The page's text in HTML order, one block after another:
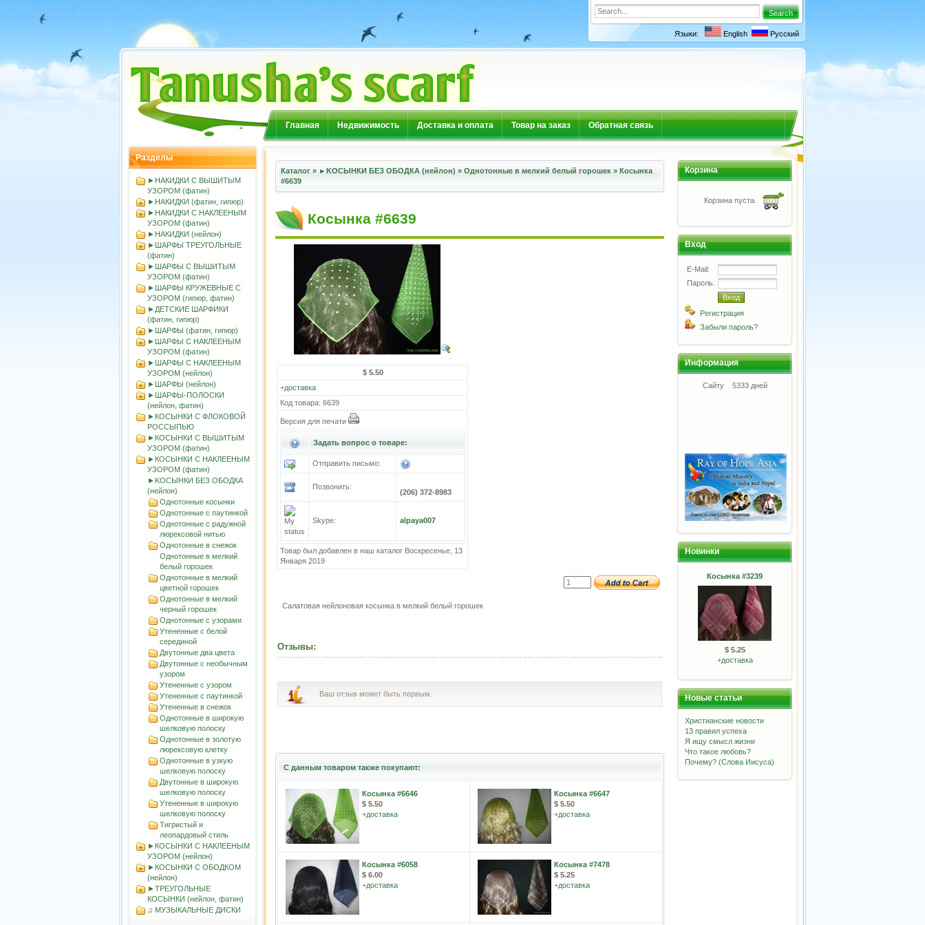
Языки: English Русский
Главная Недвижимость Доставка и оплата Товар на заказ Обратная связь
Разделы
►НАКИДКИ С ВЫШИТЫМ
УЗОРОМ (фатин)
►НАКИДКИ (фатин, гипюр)
►НАКИДКИ С НАКЛЕЕНЫМ
УЗОРОМ (фатин)
►НАКИДКИ (нейлон)
►ШАРФЫ ТРЕУГОЛЬНЫЕ
(фатин)
►ШАРФЫ С ВЫШИТЫМ
УЗОРОМ (фатин)
►ШАРФЫ КРУЖЕВНЫЕ С
УЗОРОМ (гипюр, фатин)
►ДЕТСКИЕ ШАРФИКИ
(фатин, гипюр)
►ШАРФЫ (фатин, гипюр)
►ШАРФЫ С НАКЛЕЕНЫМ
УЗОРОМ (фатин)
►ШАРФЫ С НАКЛЕЕНЫМ
УЗОРОМ (нейлон)
►ШАРФЫ (нейлон)
►ШАРФЫ-ПОЛОСКИ
(нейлон, фатин)
►КОСЫНКИ С ФЛОКОВОЙ
РОССЫПЬЮ
►КОСЫНКИ С ВЫШИТЫМ
УЗОРОМ (фатин)
►КОСЫНКИ С НАКЛЕЕНЫМ
УЗОРОМ (фатин)
►KOСЫНКИ БЕЗ ОБОДКА
(нейлон)
Однотонные косынки
Однотонные с паутинкой
Однотонные с радужной
люрексовой нитью
Однотонные в снежок
Однотонные в мелкий
белый горошек
Однотонные в мелкий
цветной горошек
Однотонные в мелкий
черный горошек
Однотонные с узорами
Утененные с белой
серединой
Двутонные два цвета
Двутонные с необычным
узором
Утененные с узором
Утененные с паутинкой
Утененные в снежок
Однотонные в широкую
шелковую полоску
Однотонные в золотую
люрексовую клетку
Однотонные в узкую
шелковую полоску
Двутонные в широкую
шелковую полоску
Утененные в широкую
шелковую полоску
Тигристый и
леопардовый стиль
►КОСЫНКИ С НАКЛЕЕНЫМ
УЗОРОМ (нейлон)
►КОСЫНКИ С ОБОДКОМ
(нейлон)
►ТРЕУГОЛЬНЫЕ
КОСЫНКИ (нейлон, фатин)
♫ МУЗЫКАЛЬНЫЕ ДИСКИ
Каталог » ►KOСЫНКИ БЕЗ ОБОДКА (нейлон) » Однотонные в мелкий белый горошек » Косынка
#6639
Косынка #6639
$ 5.50
+доставка
Код товара: 6639
Версия для печати
Задать вопрос о товаре:
Отправить письмо:
Позвонить:
(206) 372-8983
Skype: alpaya007
Товар был добавлен в наш каталог Воскресенье, 13
Января 2019
Салатовая нейлоновая косынка в мелкий белый горошек
Отзывы:
Ваш отзыв может быть первым.
С данным товаром также покупают:
Косынка #6646
$ 5.50
+доставка
Косынка #6647
$ 5.50
+доставка
Косынка #6058
$ 6.00
+доставка
Косынка #7478
$ 5.25
+доставка
Корзина
Корзина пуста.
Вход
E-Mail:
Пароль:
Регистрация
Забыли пароль?
Информация
Сайту 5333 дней
Новинки
Косынка #3239
$ 5.25
+доставка
Новые статьи
Христианские новости
13 правил успеха
Я ищу смысл жизни
Что такое любовь?
Почему? (Слова Иисуса)